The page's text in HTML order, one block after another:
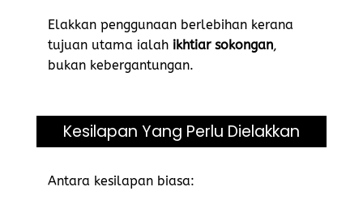
Elakkan penggunaan berlebihan kerana
tujuan utama ialah ikhtiar sokongan,
bukan kebergantungan.
Kesilapan Yang Perlu Dielakkan
Antara kesilapan biasa: